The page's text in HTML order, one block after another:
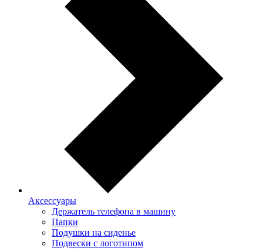
Аксессуары
Держатель телефона в машину
Папки
Подушки на сиденье
Подвески с логотипом